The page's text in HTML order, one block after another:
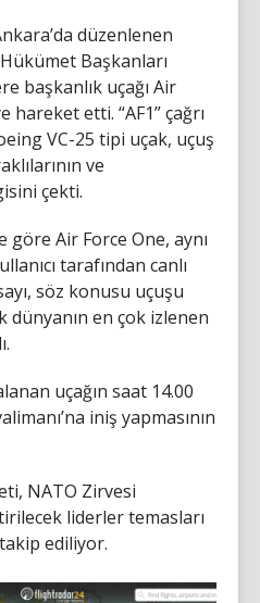
düzenlenen
Başkanları
başkanlık uçağı Air
hareket etti. “AF1” çağrı
VC-25 tipi uçak, uçuş
ve
çekti.
Air Force One, aynı
tarafından canlı
söz konusu uçuşu
dünyanın en çok izlenen
uçağın saat 14.00
iniş yapmasının
NATO Zirvesi
liderler temasları
takip ediliyor.